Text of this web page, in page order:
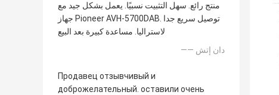
منتج رائع. سهل التثبيت نسبيًا. يعمل بشكل جيد مع
جهاز Pioneer AVH-5700DAB. توصيل سريع جدا
لاستراليا. مساعدة كبيرة بعد البيع
—— دان إتش
Продавец отзывчивый и
доброжелательный. оставили очень